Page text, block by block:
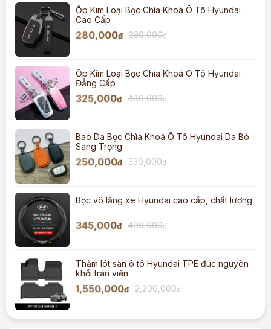
Ốp Kim Loại Bọc Chìa Khoá Ô Tô Hyundai
Cao Cấp
280,000đ 330,000đ
Ốp Kim Loại Bọc Chìa Khoá Ô Tô Hyundai
Đẳng Cấp
325,000đ 480,000đ
Bao Da Bọc Chìa Khoá Ô Tô Hyundai Da Bò
Sang Trọng
250,000đ 330,000đ
Bọc vô lăng xe Hyundai cao cấp, chất lượng
345,000đ 400,000đ
Thảm lót sàn ô tô Hyundai TPE đúc nguyên
khối tràn viền
1,550,000đ 2,200,000đ